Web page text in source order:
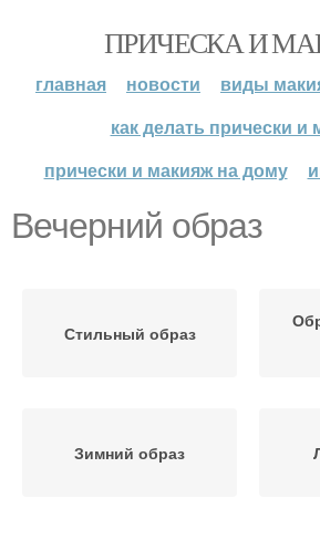
ПРИЧЕСКА И
главная новости
виды
как делать прически и
прически и макияж на дому
Вечерний образ
Стильный образ
Зимний образ